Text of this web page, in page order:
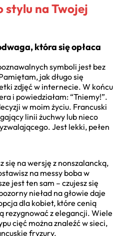
stylu na Twojej
która się opłaca
symboli jest bez
jak długo się
zdjęć w internecie. W końcu
i powiedziałam: “Tniemy!”.
w moim życiu. Francuski
linii żuchwy lub nieco
Jest lekki, pełen
się na wersję z nonszalancką,
na messy boba w
jest ten sam – czujesz się
nieład na głowie daje
dla kobiet, które cenią
rezygnować z elegancji. Wiele
cięć można znaleźć w sieci,
fryzury.